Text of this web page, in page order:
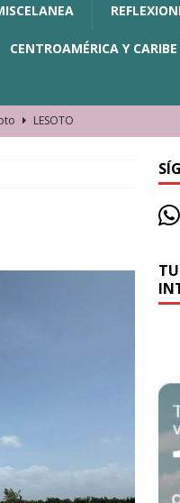
CENTROAMÉRICA Y CARIBE
LESOTO
playa
JAMAICA